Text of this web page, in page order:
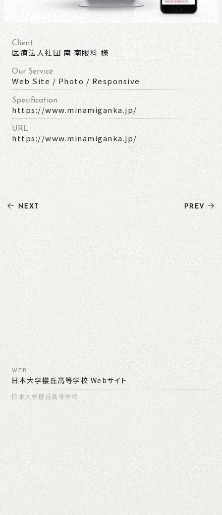
Client
医療法人社団 南 南眼科 様
Our Service
Web Site / Photo / Responsive
Specification
https://www.minamiganka.jp/
URL
https://www.minamiganka.jp/
PREV
NEXT
WEB
日本大学櫻丘高等学校 Webサイト
日本大学櫻丘高等学校